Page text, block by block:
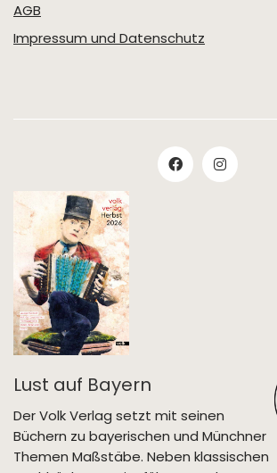
AGB
Impressum und Datenschutz
Lust auf Bayern
Der Volk Verlag setzt mit seinen
Büchern zu bayerischen und Münchner
Themen Maßstäbe. Neben klassischen